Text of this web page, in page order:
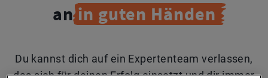
anin guten Händen
Du kannst dich auf ein Expertenteam verlassen,
das sich für deinen Erfolg einsetzt und dir immer